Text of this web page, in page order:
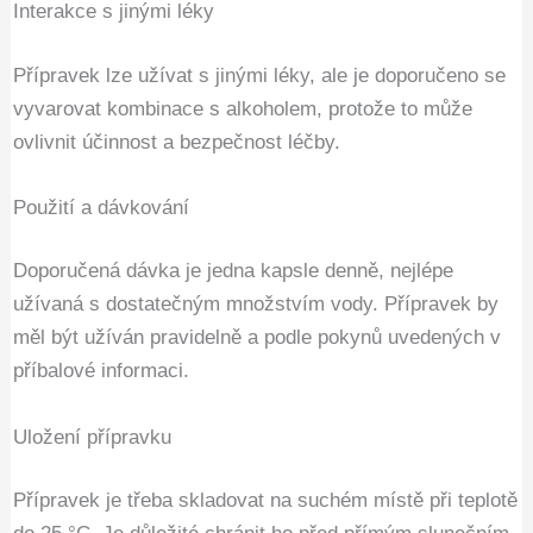
Interakce s jinými léky
Přípravek lze užívat s jinými léky, ale je doporučeno se
vyvarovat kombinace s alkoholem, protože to může
ovlivnit účinnost a bezpečnost léčby.
Použití a dávkování
Doporučená dávka je jedna kapsle denně, nejlépe
užívaná s dostatečným množstvím vody. Přípravek by
měl být užíván pravidelně a podle pokynů uvedených v
příbalové informaci.
Uložení přípravku
Přípravek je třeba skladovat na suchém místě při teplotě